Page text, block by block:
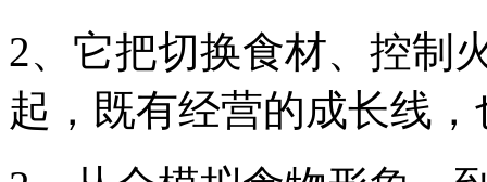
2、它把切换食材、控制
起，既有经营的成长线